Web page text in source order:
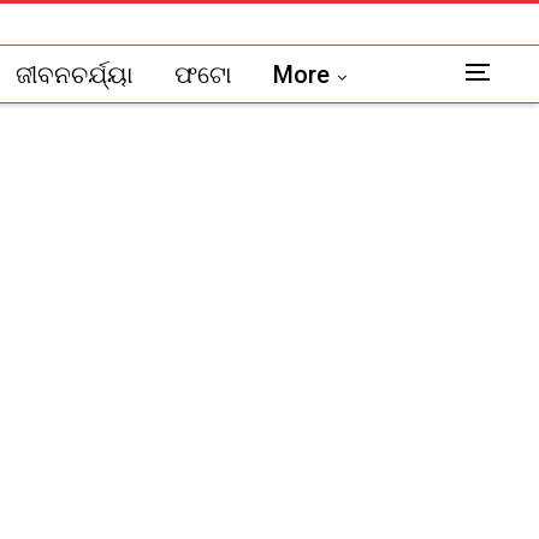
ଜୀବନଚର୍ଯ୍ୟା ଫଟୋ More